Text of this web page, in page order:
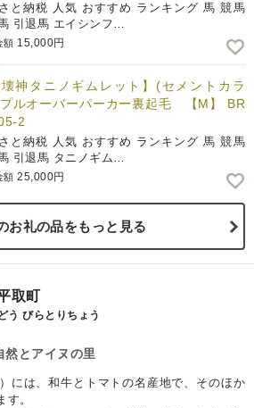
と納税 人気 おすすめ ランキング 馬 競馬
引退馬 エイシンフ…
額 15,000円
壊神タニノギムレット】(セメントカラ
ルオーバーパーカー裏起毛 【М】 BR
2
と納税 人気 おすすめ ランキング 馬 競馬
引退馬 タニノギム…
額 25,000円
お礼の品をもっと見る
取町
う びらとりちょう
然とアイヌの里
には、和牛とトマトの名産地で、そのほか
。